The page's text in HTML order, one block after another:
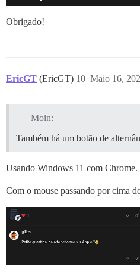
Obrigado!
EricGT (EricGT) Maio 16,
10
Moin:
Também há um botão de
Usando Windows 11 com Chrome.
Com o mouse passando por cima